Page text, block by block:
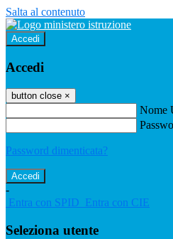
Salta al contenuto
Accedi
Accedi
button close ×
Nome
Password dimenticata?
-
Entra con SPID Entra con CIE
Seleziona utente